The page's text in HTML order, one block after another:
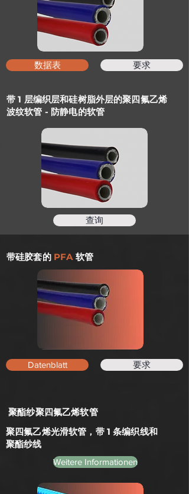
数据表 要求
带 1 层编织层和硅树脂外层的聚四氟乙烯
波纹软管 - 防静电的软管
查询
带硅胶套的 PFA软管
Datenblatt 要求
聚酯纱聚四氟乙烯软管
聚四氟乙烯光滑软管，带 1 条编织线和
聚酯纱线
Weitere Informationen